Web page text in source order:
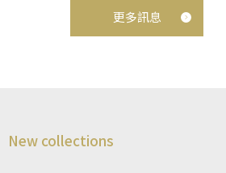
更多訊息
New collections